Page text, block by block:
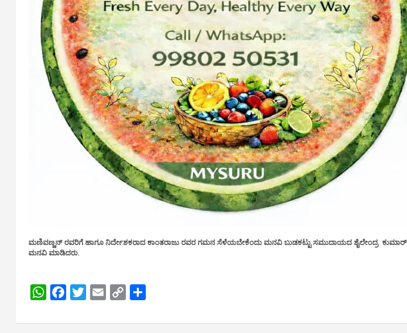
ಮಣಿವಣ್ಣನ್ ರವರಿಗೆ ಹಾಗೂ ನಿರ್ದೇಶಕರಾದ ಕಾಂತರಾಜು ರವರ ಗಮನ ಸೆಳೆಯಬೇಕೆಂದು ಮನವಿ ಬುಡಕಟ್ಟು ಸಮುದಾಯದ ಶೈಲೇಂದ್ರ ಕುಮಾರ್
ಮನವಿ ಮಾಡಿದರು.
W
at
F
ce
T
tt
E
ail
C
py ar